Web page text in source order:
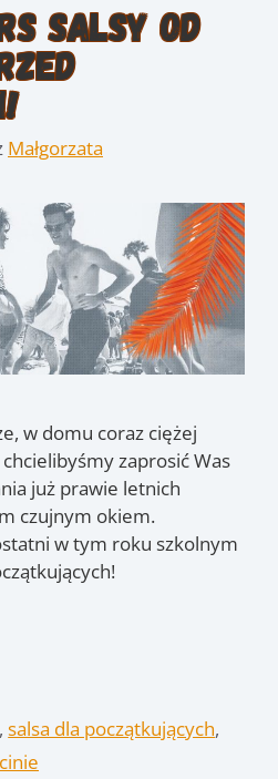
Salsy od
Małgorzata
w domu coraz ciężej
zaprosić Was
już prawie letnich
czujnym okiem.
w tym roku szkolnym
,salsa dla początkujących,